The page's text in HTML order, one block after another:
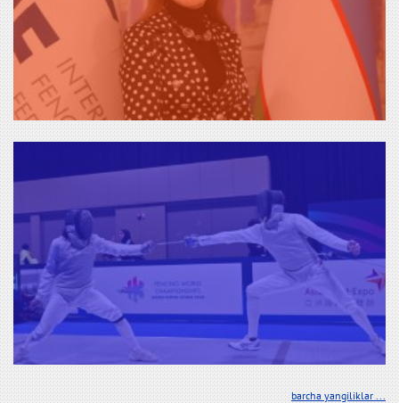
barcha yangiliklar ...